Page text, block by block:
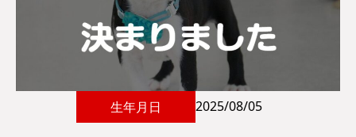
生年月日 2025/08/05